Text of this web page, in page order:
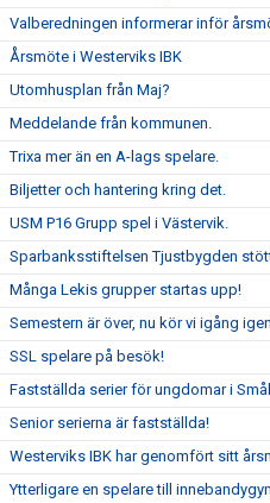
Valberedningen informerar inför
Årsmöte i Westerviks IBK
Utomhusplan från Maj?
Meddelande från kommunen.
Trixa mer än en A-lags spelare.
Biljetter och hantering kring det.
USM P16 Grupp spel i Västervik.
Sparbanksstiftelsen Tjustbygden
Många Lekis grupper startas upp!
Semestern är över, nu kör vi igång
SSL spelare på besök!
Fastställda serier för ungdomar i
Senior serierna är fastställda!
Westerviks IBK har genomfört sitt
Ytterligare en spelare till